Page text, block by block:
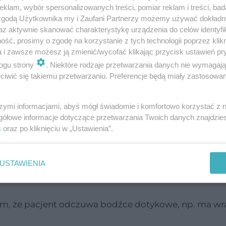
Niewłaściwe doznania dotyczące
ludzi (np. przed zaśnięciem oraz przy
stanami chorobowymi.
to one dotyczą. Z tego względu wyróżniane
widzenie prostych wrażeń, jak np. błysków, ale i
przedmiotów),
trzasków, klików czy głosów lub nawet
ku temu bodźca – jakiegoś smaku,
że pacjent odczuwa bodźce dotykowe, np. ma
wybór spersonalizowanych treści, pomiar reklam i treści,
Użytkownika my i Zaufani Partnerzy możemy używać
aktywnie skanować charakterystykę urządzenia do celów
prosimy o zgodę na korzystanie z tych technologii poprzez
i zawsze możesz ją zmienić/wycofać klikając przycisk ustawień
strony
. Niektóre rodzaje przetwarzania danych nie
się takiemu przetwarzaniu. Preferencje będą miały
informacjami, abyś mógł świadomie i komfortowo korzystać z
informacje dotyczące przetwarzania Twoich danych
oraz po kliknięciu w „Ustawienia”.
USTAWIENIA